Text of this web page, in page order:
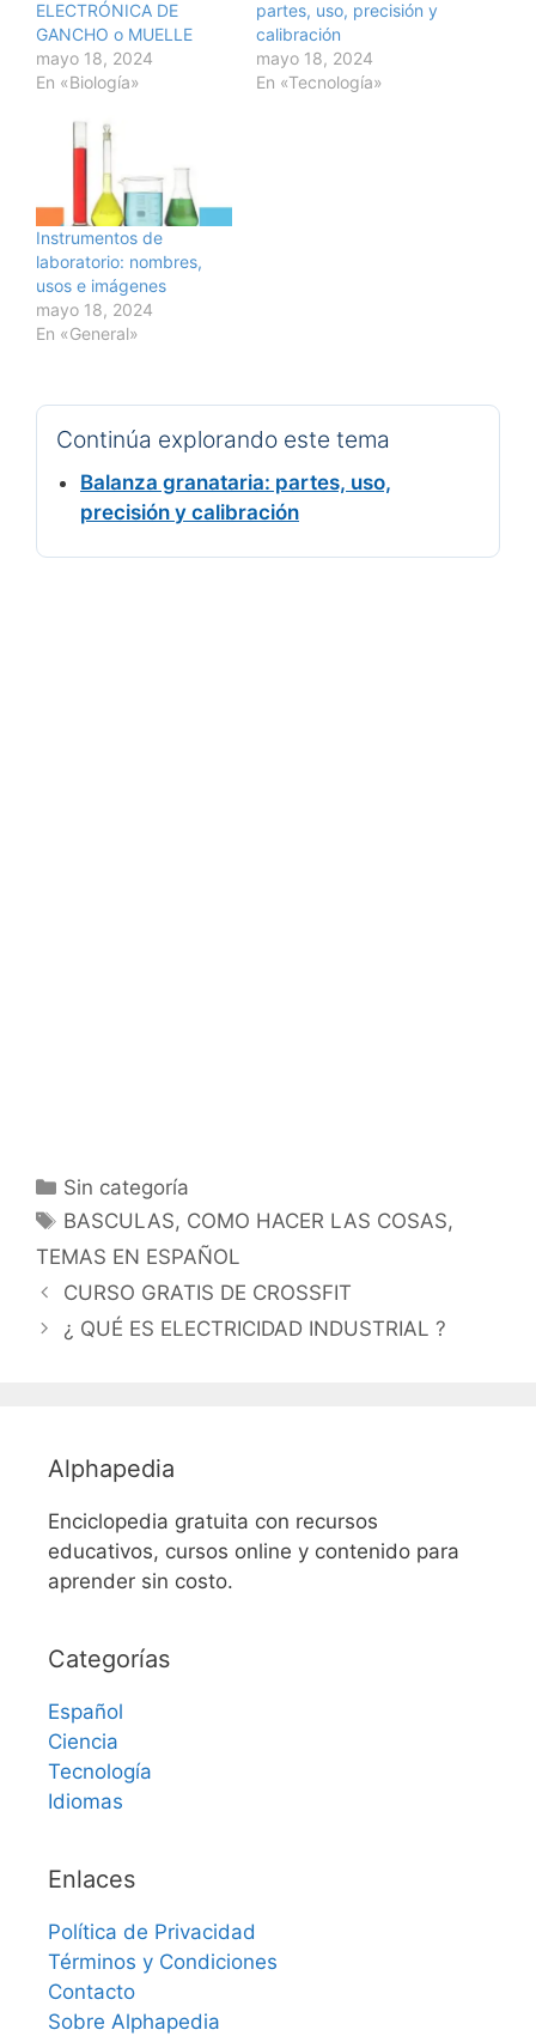
ELECTRÓNICA DE
GANCHO o MUELLE
mayo 18, 2024
En «Biología»
partes, uso, precisión y
calibración
mayo 18, 2024
En «Tecnología»
Instrumentos de
laboratorio: nombres,
usos e imágenes
mayo 18, 2024
En «General»
Continúa explorando este tema
Balanza granataria: partes, uso,
precisión y calibración
Categorías
Sin categoría
Etiquetas
BASCULAS, COMO HACER LAS COSAS,
TEMAS EN ESPAÑOL
CURSO GRATIS DE CROSSFIT
¿ QUÉ ES ELECTRICIDAD INDUSTRIAL ?
Alphapedia
Enciclopedia gratuita con recursos
educativos, cursos online y contenido para
aprender sin costo.
Categorías
Español
Ciencia
Tecnología
Idiomas
Enlaces
Política de Privacidad
Términos y Condiciones
Contacto
Sobre Alphapedia